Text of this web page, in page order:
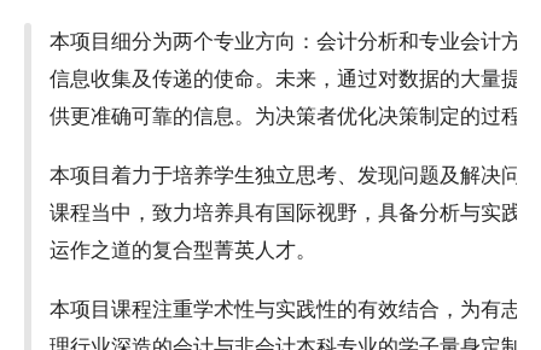
本项目细分为两个专业方向：会计分析和专业会计方
信息收集及传递的使命。未来，通过对数据的大量提
供更准确可靠的信息。为决策者优化决策制定的过程
本项目着力于培养学生独立思考、发现问题及解决问
课程当中，致力培养具有国际视野，具备分析与实践
运作之道的复合型菁英人才。
本项目课程注重学术性与实践性的有效结合，为有志